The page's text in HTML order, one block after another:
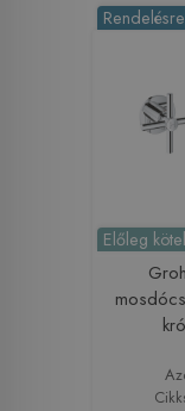
Rendelésre
Előleg